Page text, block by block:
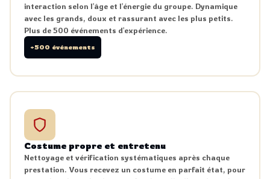
interaction selon l'âge et l'énergie du groupe. Dynamique
avec les grands, doux et rassurant avec les plus petits.
Plus de 500 événements d'expérience.
+500 événements
Costume propre et entretenu
Nettoyage et vérification systématiques après chaque
prestation. Vous recevez un costume en parfait état, pour